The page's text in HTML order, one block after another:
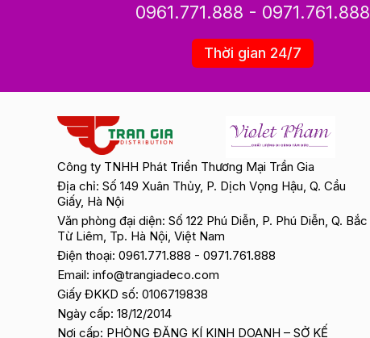
0961.771.888 - 0971.761.888
Thời gian 24/7
Công ty TNHH Phát Triển Thương Mại Trần Gia
Địa chỉ: Số 149 Xuân Thủy, P. Dịch Vọng Hậu, Q. Cầu
Giấy, Hà Nội
Văn phòng đại diện: Số 122 Phú Diễn, P. Phú Diễn, Q. Bắc
Từ Liêm, Tp. Hà Nội, Việt Nam
Điện thoại: 0961.771.888 - 0971.761.888
Email: info@trangiadeco.com
Giấy ĐKKD số: 0106719838
Ngày cấp: 18/12/2014
Nơi cấp: PHÒNG ĐĂNG KÍ KINH DOANH – SỞ KẾ